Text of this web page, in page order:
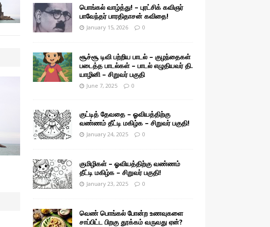
பொங்கல் வாழ்த்து! – புரட்சிக் கவிஞர்
பாவேந்தர் பாரதிதாசன் கவிதை!
January 15, 2026 0
சூச்சூ டிவி பற்றிய பாடல் – குழந்தைகள்
படைத்த பாடல்கள் – பாடல் எழுதியவர் தி.
யாழினி – சிறுவர் பகுதி
June 7, 2025 0
குட்டித் தேவதை – ஓவியத்திற்கு
வண்ணம் தீட்டி மகிழ்க – சிறுவர் பகுதி!
January 24, 2025 0
குமிழிகள் – ஓவியத்திற்கு வண்ணம்
தீட்டி மகிழ்க – சிறுவர் பகுதி!
January 23, 2025 0
வெண் பொங்கல் போன்ற உணவுகளை
சாப்பிட்ட பிறகு தூக்கம் வருவது ஏன்?